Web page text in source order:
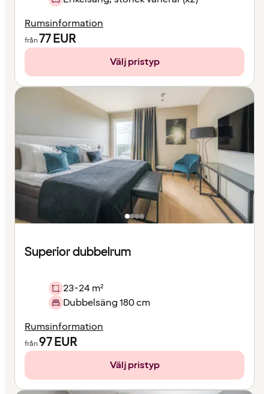
Rumsinformation
från77EUR
Välj pristyp
Superior dubbelrum
23-24 m²
Dubbelsäng 180 cm
Rumsinformation
från97EUR
Välj pristyp